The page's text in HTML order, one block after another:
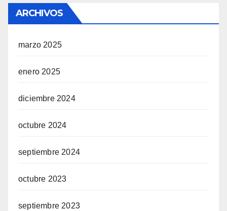
ARCHIVOS
marzo 2025
enero 2025
diciembre 2024
octubre 2024
septiembre 2024
octubre 2023
septiembre 2023